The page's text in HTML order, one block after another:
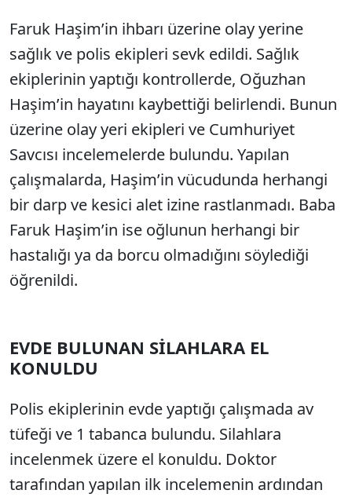
Faruk Haşim’in ihbarı üzerine olay yerine
sağlık ve polis ekipleri sevk edildi. Sağlık
ekiplerinin yaptığı kontrollerde, Oğuzhan
Haşim’in hayatını kaybettiği belirlendi. Bunun
üzerine olay yeri ekipleri ve Cumhuriyet
Savcısı incelemelerde bulundu. Yapılan
çalışmalarda, Haşim’in vücudunda herhangi
bir darp ve kesici alet izine rastlanmadı. Baba
Faruk Haşim’in ise oğlunun herhangi bir
hastalığı ya da borcu olmadığını söylediği
öğrenildi.
EVDE BULUNAN SİLAHLARA EL
KONULDU
Polis ekiplerinin evde yaptığı çalışmada av
tüfeği ve 1 tabanca bulundu. Silahlara
incelenmek üzere el konuldu. Doktor
tarafından yapılan ilk incelemenin ardından